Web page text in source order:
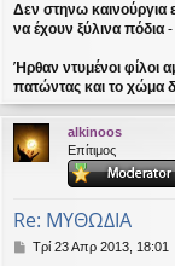
Δεν στηνω καινούργια
να έχουν ξύλινα πόδια -
Ήρθαν ντυμένοι φίλοι
πατώντας και το χώμα
alkinoos
Επίτιμος
Re: ΜΥΘΩΔΙΑ
ΔΤρί 23 Απρ 2013, 18:01